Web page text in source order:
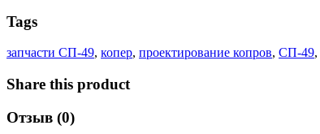
Tags
запчасти СП-49, копер, проектирование копров, СП-49,
Share this product
Отзыв (0)